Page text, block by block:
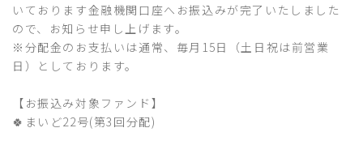
いております金融機関口座へお振込みが完了いたしました
ので、お知らせ申し上げます。
※分配金のお支払いは通常、毎月15日（土日祝は前営業
日）としております。
【お振込み対象ファンド】
🍀まいど22号(第3回分配)